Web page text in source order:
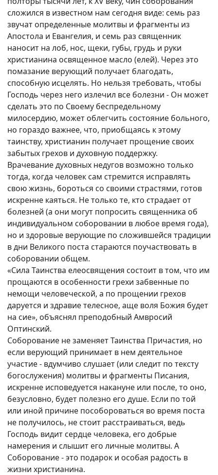
сложился в известном нам сегодня виде: семь раз
звучат определенные молитвы и фрагменты из
Апостола и Евангелия, и семь раз священник
наносит на лоб, нос, щеки, губы, грудь и руки
христианина освященное масло (елей). Через это
помазание верующий получает благодать,
способную исцелять. Но нельзя требовать, чтобы
Господь через него излечил все болезни - Он может
сделать это по Своему беспредельному
милосердию, может облегчить состояние больного,
но гораздо важнее, что, приобщаясь к этому
таинству, христианин получает прощение своих
забытых грехов и духовную поддержку.
Врачевание духовных недугов возможно только
тогда, когда человек сам стремится исправлять
свою жизнь, бороться со своими страстями, готов
искренне каяться. Не только те, кто страдает от
болезней (а они могут попросить священника об
индивидуальном соборовании в любое время года),
но и здоровые верующие по сложившейся традиции
в дни Великого поста стараются поучаствовать в
соборовании общем.
«Сила Таинства елеосвящения состоит в том, что им
прощаются в особенности грехи забвенные по
немощи человеческой, а по прощении грехов
даруется и здравие телесное, аще воля Божия будет
на сие», объяснял преподобный Амвросий
Оптинский.
Соборование не заменяет Таинства Причастия, но
если верующий принимает в нем деятельное
участие - вдумчиво слушает (или следит по тексту
богослужения) молитвы и фрагменты Писания,
искренне исповедуется накануне или после, то оно,
безусловно, будет полезно его душе. Если по той
или иной причине пособороваться во время поста
не получилось, не стоит расстраиваться, ведь
Господь видит сердце человека, его добрые
намерения и слышит его личные молитвы. А
Соборование - это подарок и особая радость в
жизни христианина.